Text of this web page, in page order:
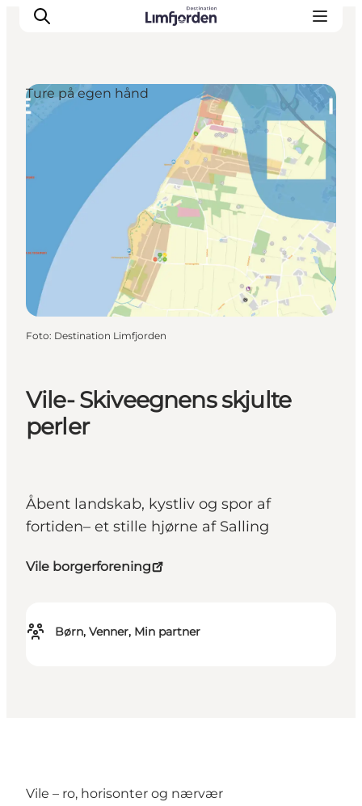
Vile- Skiveegnens skjulte
perler
Åbent landskab, kystliv og spor af
fortiden– et stille hjørne af Salling
Vile borgerforening
Børn, Venner, Min partner
Ture på egen hånd
Foto: Destination Limfjorden
Vile – ro, horisonter og nærvær